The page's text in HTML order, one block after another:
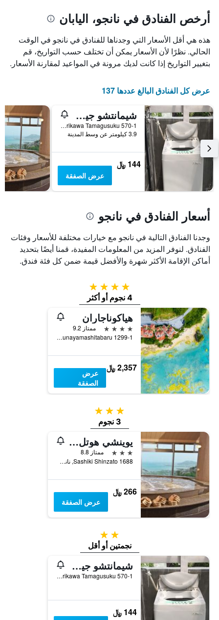
المخطط
1
Y
الذي
يعرض
متوسط
غرفة
في
عطلة
نهاية
هذا
الأسبوع
خلال
آخر
3
محور
الذي
يعرض
عدد
الأيام
الإقامة
يتضمن
المخطط
التالي
1
محور
Y
الذي
يعرض
غرفة
أرخص الفنادق في نانجو، اليابان
هذه هي أقل الأسعار التي وجدناها للفنادق في نانجو في الوقت
الحالي. نظرًا لأن الأسعار يمكن أن تختلف حسب التواريخ، قم
بتغيير التواريخ إذا كانت لديك مرونة في المواعيد لمقارنة الأسعار.
عرض كل الفنادق البالغ عددها 137
شيمانتشو جيست هاوس يوين
570-1 Horikawa Tamagusuku, نانجو, اليابان
3.9 كيلومتر عن وسط المدينة
144 ﷼
عرض الصفقة
أسعار الفنادق في نانجو
وجدنا الفنادق التالية في نانجو مع خيارات مختلفة للأسعار وفئات
الفنادق. لنوفر المزيد من المعلومات المفيدة، قمنا أيضًا بتحديد
أماكن الإقامة الأكثر شهرة والأفضل قيمة ضمن كل فئة فندق.
4 نجوم
4 نجوم أو أكثر
هياكوناجاران
4 نجوم
ممتاز 9.2
Tamagusuku Aza Hyakunayamashitabaru 1299-1, نانجو, اليابان
2,357 ﷼
عرض
الصفقة
3 نجوم
3 نجوم
يوينشي هوتل نانجو
3 نجوم
ممتاز 8.8
Sashiki Shinzato 1688, نانجو, اليابان
266 ﷼
عرض الصفقة
2 نجمتين
نجمتين أو أقل
شيمانتشو جيست هاوس يوين
570-1 Horikawa Tamagusuku, نانجو, اليابان
144 ﷼